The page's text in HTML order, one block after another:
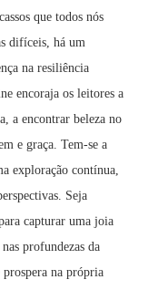
que todos nós
difíceis, há um
na resiliência
encoraja os leitores a
a encontrar beleza no
e graça. Tem-se a
exploração contínua,
Seja
capturar uma joia
profundezas da
prospera na própria